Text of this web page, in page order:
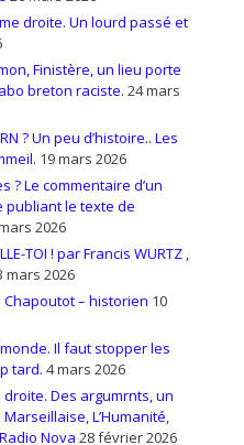
droite. Un lourd passé et
Finistère, un lieu porte
breton raciste. 24 mars
? Un peu d’histoire.. Les
19 mars 2026
Le commentaire d’un
publiant le texte de
2026
TOI ! par Francis WURTZ ,
mars 2026
– historien 10
Il faut stopper les
tard. 4 mars 2026
droite. Des argumrnts, un
L’Humanité,
Nova 28 février 2026